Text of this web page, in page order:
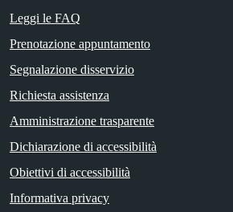
Leggi le FAQ
Prenotazione appuntamento
Segnalazione disservizio
Richiesta assistenza
Amministrazione trasparente
Dichiarazione di accessibilità
Obiettivi di accessibilità
Informativa privacy